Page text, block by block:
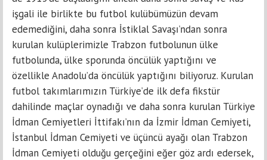
işgali ile birlikte bu futbol kulübümüzün devam
edemediğini, daha sonra İstiklal Savaşı’ndan sonra
kurulan kulüplerimizle Trabzon futbolunun ülke
futbolunda, ülke sporunda öncülük yaptığını ve
özellikle Anadolu’da öncülük yaptığını biliyoruz. Kurulan
futbol takımlarımızın Türkiye’de ilk defa fikstür
dahilinde maçlar oynadığı ve daha sonra kurulan Türkiye
İdman Cemiyetleri İttifakı’nın da İzmir İdman Cemiyeti,
İstanbul İdman Cemiyeti ve üçüncü ayağı olan Trabzon
İdman Cemiyeti olduğu gerçeğini eğer göz ardı edersek,